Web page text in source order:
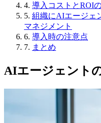
4. 導入コストとROI
5. 組織にAIエージェ
マネジメント
6. 導入時の注意点
7. まとめ
AIエージェント